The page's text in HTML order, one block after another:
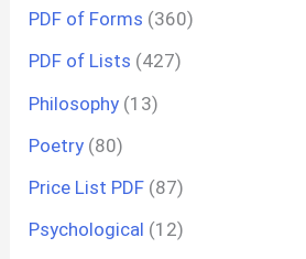
PDF of Forms (360)
PDF of Lists (427)
Philosophy (13)
Poetry (80)
Price List PDF (87)
Psychological (12)